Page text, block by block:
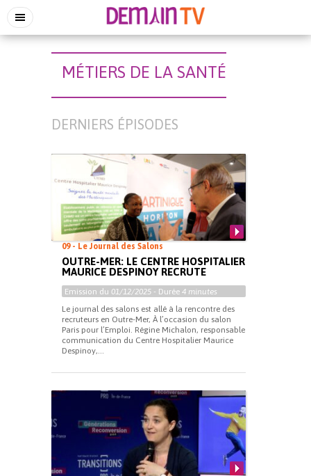
MÉTIERS DE LA SANTÉ
DERNIERS ÉPISODES
09 - Le Journal des Salons
OUTRE-MER: LE CENTRE HOSPITALIER
MAURICE DESPINOY RECRUTE
Emission du 01/12/2025 - Durée 4 minutes
Le journal des salons est allé à la rencontre des
recruteurs en Outre-Mer, À l’occasion du salon
Paris pour l’Emploi. Régine Michalon, responsable
communication du Centre Hospitalier Maurice
Despinoy,...